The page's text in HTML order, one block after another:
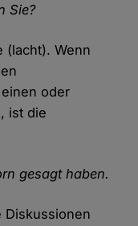
Sie?
(lacht). Wenn
oder
ist die
gesagt haben.
Diskussionen